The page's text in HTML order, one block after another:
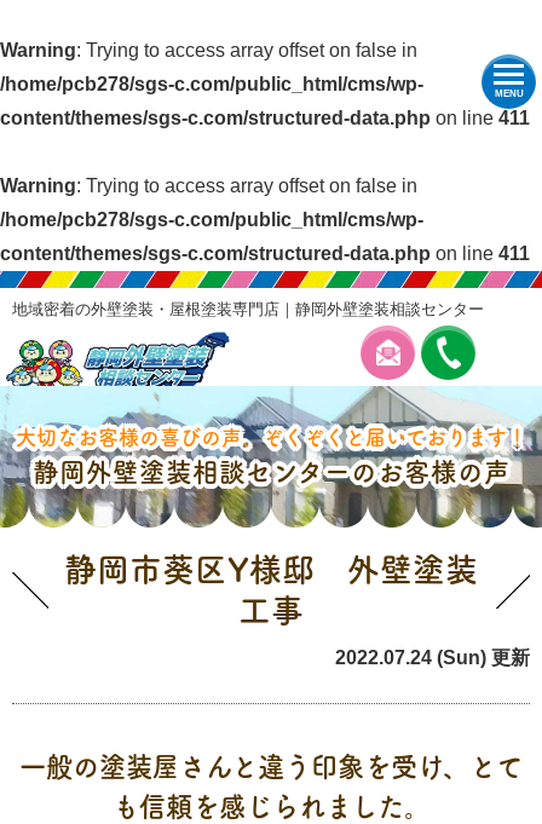
Warning: Trying to access array offset on false in
/home/pcb278/sgs-c.com/public_html/cms/wp-
content/themes/sgs-c.com/structured-data.php on line 411
Warning: Trying to access array offset on false in
/home/pcb278/sgs-c.com/public_html/cms/wp-
content/themes/sgs-c.com/structured-data.php on line 411
MENU
地域密着の外壁塗装・屋根塗装専門店｜静岡外壁塗装相談センター
大切なお客様の喜びの声、ぞくぞくと届いております！
静岡外壁塗装相談センターのお客様の声
静岡市葵区Y様邸 外壁塗装
工事
2022.07.24 (Sun) 更新
一般の塗装屋さんと違う印象を受け、とて
も信頼を感じられました。